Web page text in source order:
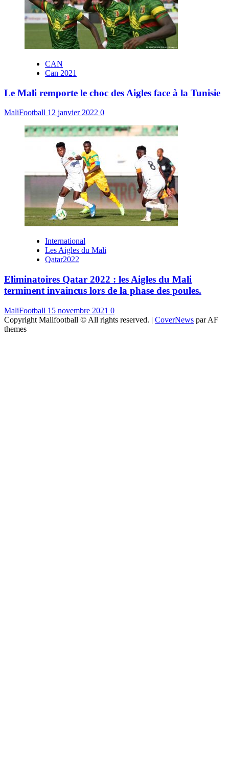
CAN
Can 2021
Le Mali remporte le choc des Aigles face à la Tunisie
MaliFootball 12 janvier 2022 0
International
Les Aigles du Mali
Qatar2022
Eliminatoires Qatar 2022 : les Aigles du Mali
terminent invaincus lors de la phase des poules.
MaliFootball 15 novembre 2021 0
Copyright Malifootball © All rights reserved. | CoverNews par AF
themes